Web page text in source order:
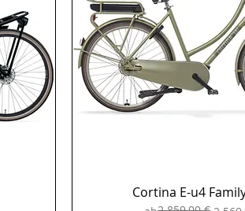
Cortina E-u4